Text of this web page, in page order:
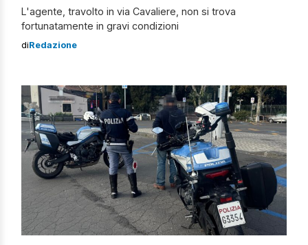
L'agente, travolto in via Cavaliere, non si trova
fortunatamente in gravi condizioni
diRedazione